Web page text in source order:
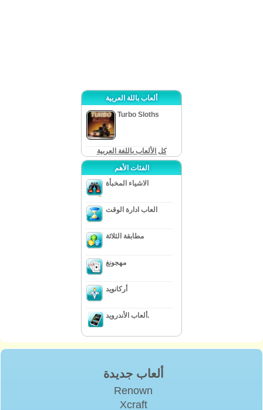
ألعاب باللة العربية
Turbo Sloths
كل الألعاب باللغة العربية
الفئات الأهم
الاشياء المخبأة
العاب ادارة الوقت
مطابقة الثلاثة
مهجونغ
أركانويد
ألعاب الأندرويد.
ألعاب جديدة
Renown
Xcraft